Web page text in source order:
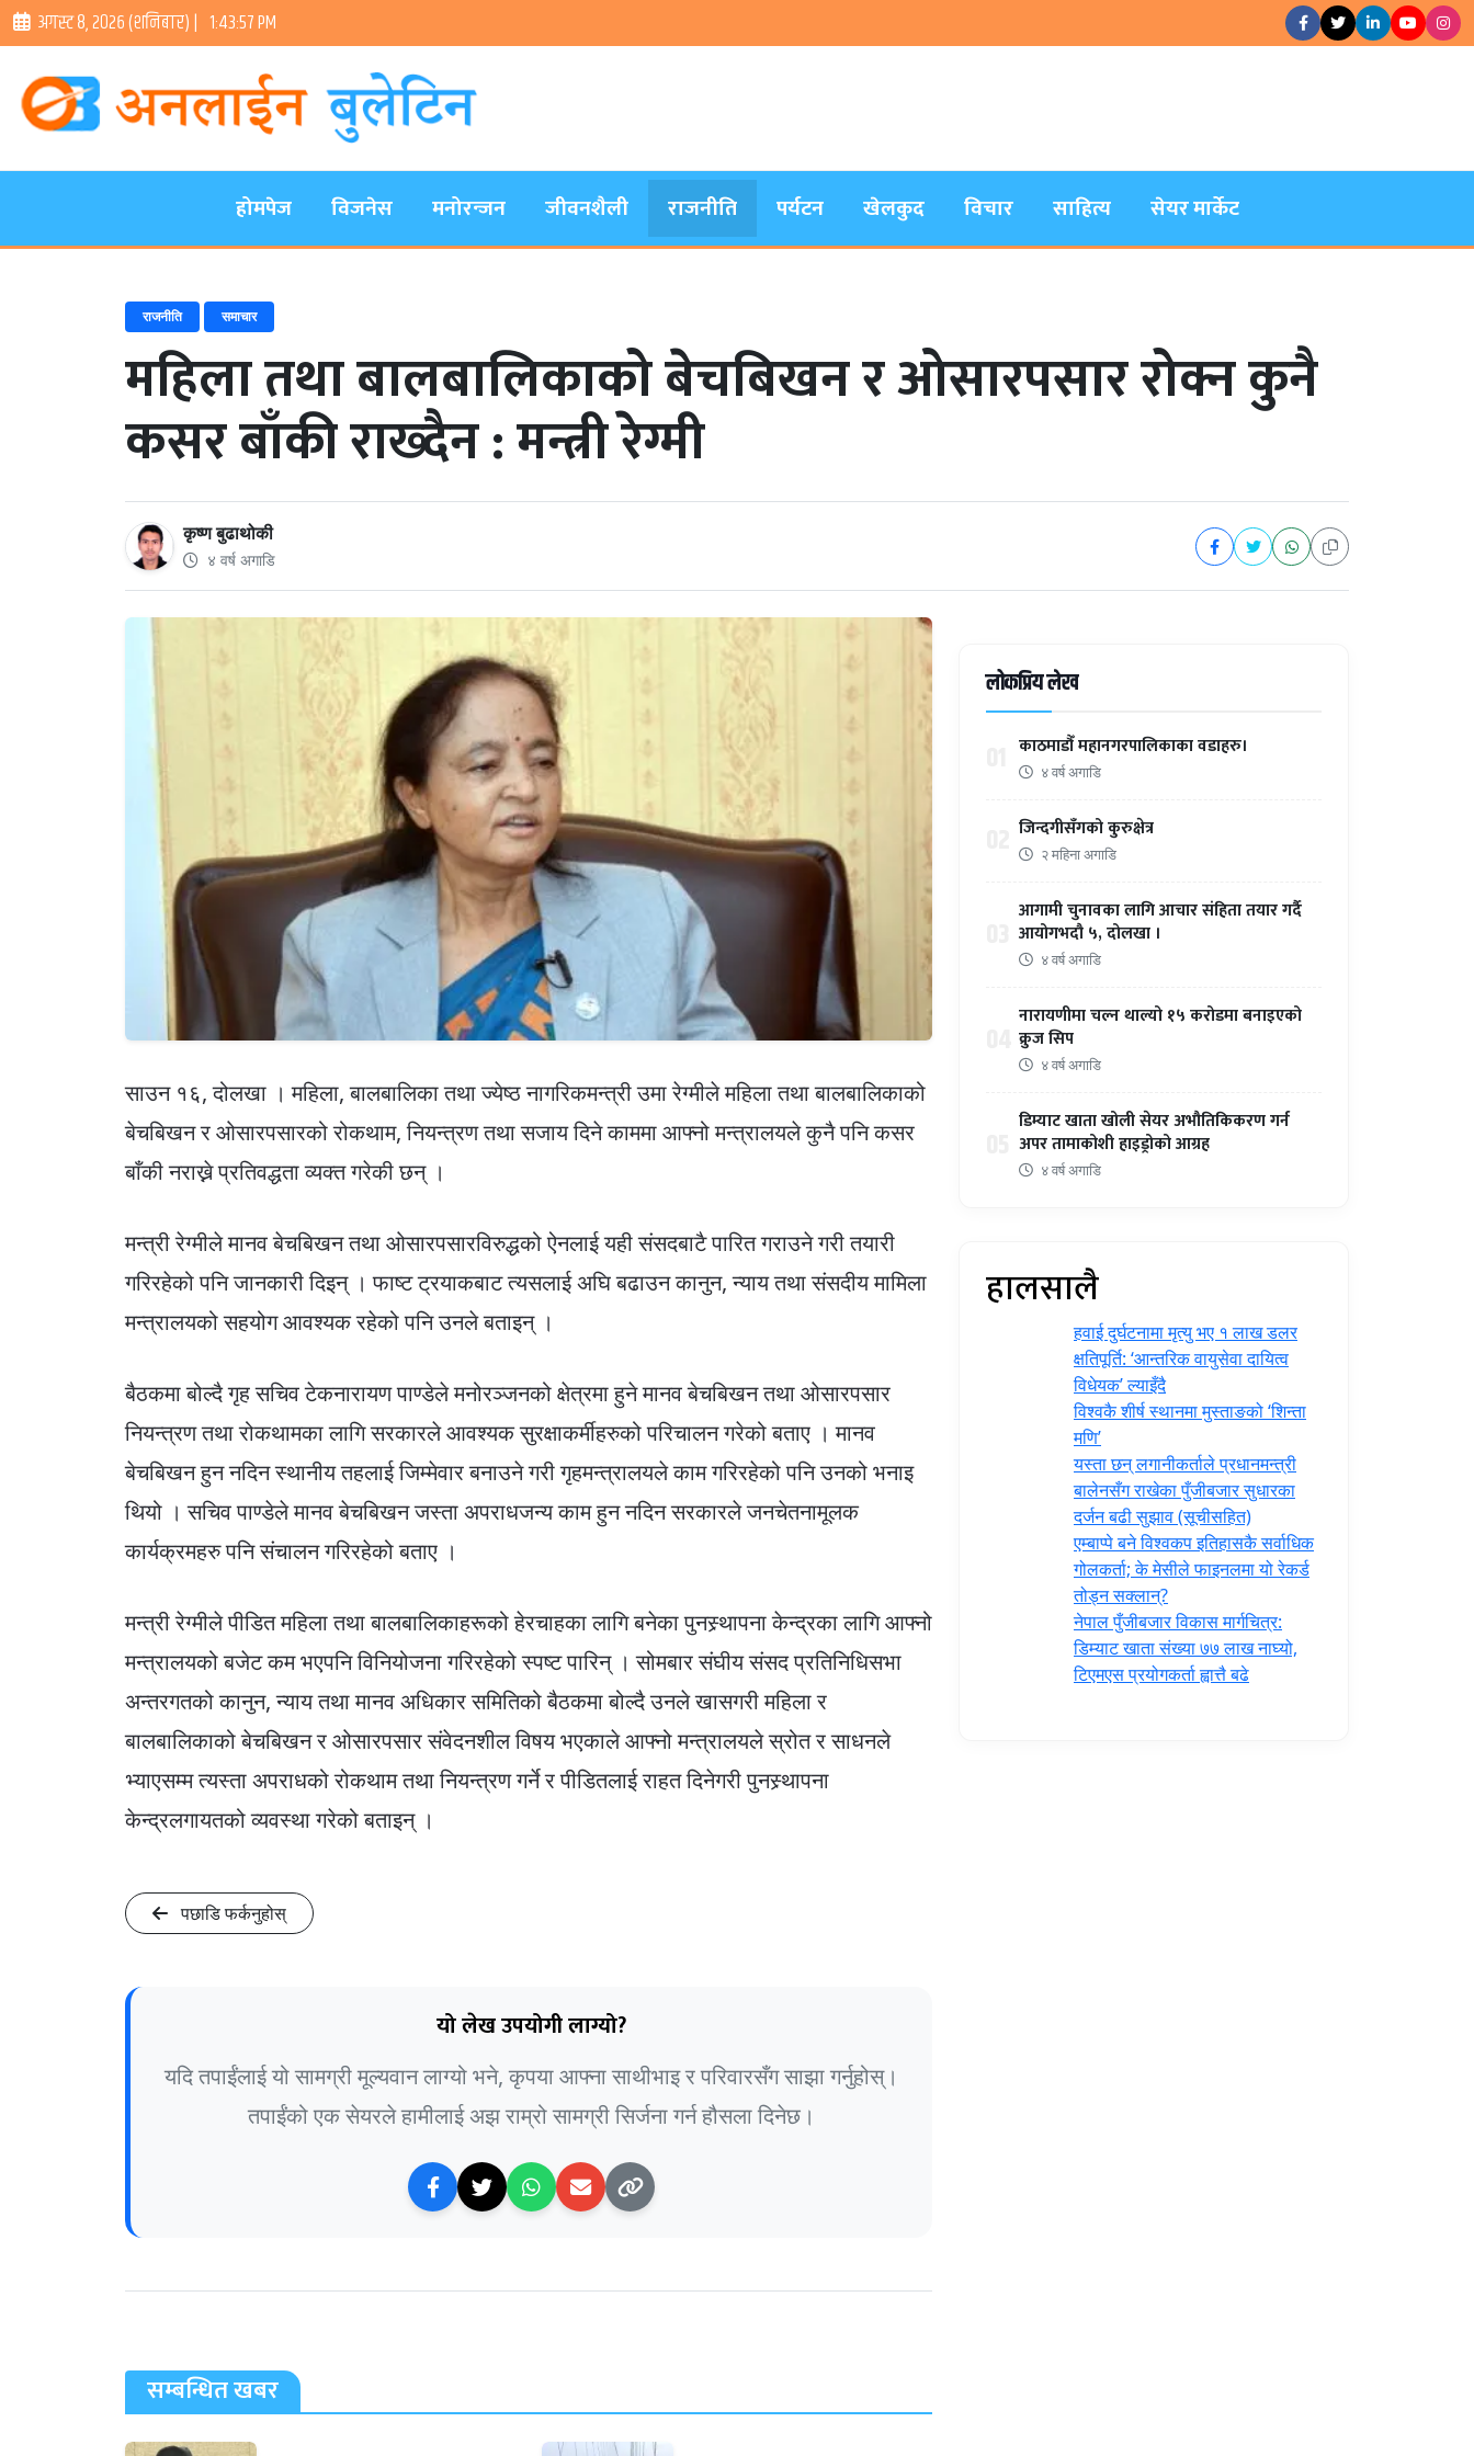
अगस्ट ८, २०२६ (शनिबार) | 1:43:58 PM
होमपेज विजनेस मनोरन्जन जीवनशैली राजनीति पर्यटन खेलकुद विचार साहित्य सेयर मार्केट
राजनीति समाचार
महिला तथा बालबालिकाको बेचबिखन र ओसारपसार रोक्न कुनै
कसर बाँकी राख्दैन : मन्त्री रेग्मी
कृष्ण बुढाथोकी
४ वर्ष अगाडि
साउन १६, दोलखा । महिला, बालबालिका तथा ज्येष्ठ नागरिकमन्त्री उमा रेग्मीले महिला तथा बालबालिकाको
बेचबिखन र ओसारपसारको रोकथाम, नियन्त्रण तथा सजाय दिने काममा आफ्नो मन्त्रालयले कुनै पनि कसर
बाँकी नराख्ने प्रतिवद्धता व्यक्त गरेकी छन् ।
मन्त्री रेग्मीले मानव बेचबिखन तथा ओसारपसारविरुद्धको ऐनलाई यही संसदबाटै पारित गराउने गरी तयारी
गरिरहेको पनि जानकारी दिइन् । फाष्ट ट्रयाकबाट त्यसलाई अघि बढाउन कानुन, न्याय तथा संसदीय मामिला
मन्त्रालयको सहयोग आवश्यक रहेको पनि उनले बताइन् ।
बैठकमा बोल्दै गृह सचिव टेकनारायण पाण्डेले मनोरञ्जनको क्षेत्रमा हुने मानव बेचबिखन तथा ओसारपसार
नियन्त्रण तथा रोकथामका लागि सरकारले आवश्यक सुरक्षाकर्मीहरुको परिचालन गरेको बताए । मानव
बेचबिखन हुन नदिन स्थानीय तहलाई जिम्मेवार बनाउने गरी गृहमन्त्रालयले काम गरिरहेको पनि उनको भनाइ
थियो । सचिव पाण्डेले मानव बेचबिखन जस्ता अपराधजन्य काम हुन नदिन सरकारले जनचेतनामूलक
कार्यक्रमहरु पनि संचालन गरिरहेको बताए ।
मन्त्री रेग्मीले पीडित महिला तथा बालबालिकाहरूको हेरचाहका लागि बनेका पुनस्र्थापना केन्द्रका लागि आफ्नो
मन्त्रालयको बजेट कम भएपनि विनियोजना गरिरहेको स्पष्ट पारिन् । सोमबार संघीय संसद प्रतिनिधिसभा
अन्तरगतको कानुन, न्याय तथा मानव अधिकार समितिको बैठकमा बोल्दै उनले खासगरी महिला र
बालबालिकाको बेचबिखन र ओसारपसार संवेदनशील विषय भएकाले आफ्नो मन्त्रालयले स्रोत र साधनले
भ्याएसम्म त्यस्ता अपराधको रोकथाम तथा नियन्त्रण गर्ने र पीडितलाई राहत दिनेगरी पुनस्र्थापना
केन्द्रलगायतको व्यवस्था गरेको बताइन् ।
पछाडि फर्कनुहोस्
यो लेख उपयोगी लाग्यो?
यदि तपाईंलाई यो सामग्री मूल्यवान लाग्यो भने, कृपया आफ्ना साथीभाइ र परिवारसँग साझा गर्नुहोस्।
तपाईंको एक सेयरले हामीलाई अझ राम्रो सामग्री सिर्जना गर्न हौसला दिनेछ।
सम्बन्धित खबर
लोकप्रिय लेख
काठमाडौँ महानगरपालिकाका वडाहरु।
४ वर्ष अगाडि
जिन्दगीसँगको कुरुक्षेत्र
२ महिना अगाडि
आगामी चुनावका लागि आचार संहिता तयार गर्दै
आयोगभदौ ५, दोलखा ।
४ वर्ष अगाडि
नारायणीमा चल्न थाल्यो १५ करोडमा बनाइएको
क्रुज सिप
४ वर्ष अगाडि
डिम्याट खाता खोली सेयर अभौतिकिकरण गर्न
अपर तामाकोशी हाइड्रोको आग्रह
४ वर्ष अगाडि
हालसालै
हवाई दुर्घटनामा मृत्यु भए १ लाख डलर
क्षतिपूर्ति: ‘आन्तरिक वायुसेवा दायित्व
विधेयक’ ल्याइँदै
विश्वकै शीर्ष स्थानमा मुस्ताङको ‘शिन्ता
मणि’
यस्ता छन् लगानीकर्ताले प्रधानमन्त्री
‍बालेनसँग राखेका पुँजीबजार सुधारका
दर्जन बढी सुझाव (सूचीसहित)
एम्बाप्पे बने विश्वकप इतिहासकै सर्वाधिक
गोलकर्ता; के मेसीले फाइनलमा यो रेकर्ड
तोड्न सक्लान्?
नेपाल पुँजीबजार विकास मार्गचित्र:
डिम्याट खाता संख्या ७७ लाख नाघ्यो,
टिएमएस प्रयोगकर्ता ह्वात्तै बढे